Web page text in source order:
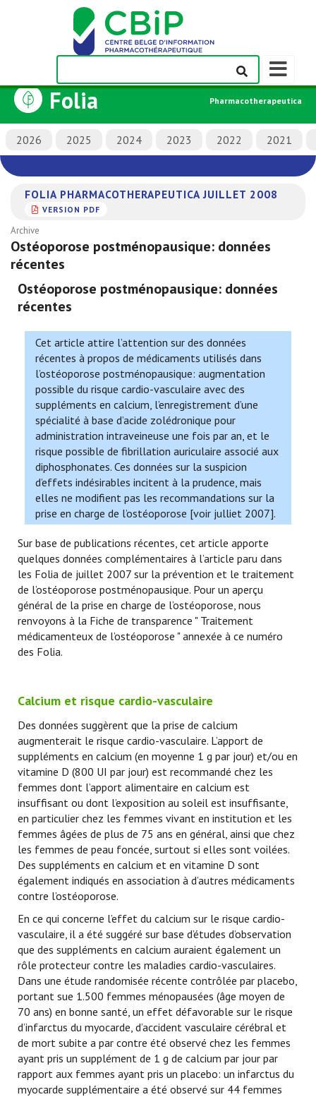
Afficher/
la
de
navigation
Folia Pharmacotherapeutica
2026 2025 2024 2023 2022 2021
FOLIA PHARMACOTHERAPEUTICA JUILLET 2008
VERSION PDF
Archive
Ostéoporose postménopausique: données
récentes
Ostéoporose postménopausique: données
récentes
Cet article attire l’attention sur des données
récentes à propos de médicaments utilisés dans
l’ostéoporose postménopausique: augmentation
possible du risque cardio-vasculaire avec des
suppléments en calcium, l’enregistrement d’une
spécialité à base d’acide zolédronique pour
administration intraveineuse une fois par an, et le
risque possible de fibrillation auriculaire associé aux
diphosphonates. Ces données sur la suspicion
d’effets indésirables incitent à la prudence, mais
elles ne modifient pas les recommandations sur la
prise en charge de l’ostéoporose [voir julliet 2007].
Sur base de publications récentes, cet article apporte
quelques données complémentaires à l’article paru dans
les Folia de juillet 2007 sur la prévention et le traitement
de l’ostéoporose postménopausique. Pour un aperçu
général de la prise en charge de l’ostéoporose, nous
renvoyons à la Fiche de transparence " Traitement
médicamenteux de l’ostéoporose " annexée à ce numéro
des Folia.
Calcium et risque cardio-vasculaire
Des données suggèrent que la prise de calcium
augmenterait le risque cardio-vasculaire. L’apport de
suppléments en calcium (en moyenne 1 g par jour) et/ou en
vitamine D (800 UI par jour) est recommandé chez les
femmes dont l’apport alimentaire en calcium est
insuffisant ou dont l’exposition au soleil est insuffisante,
en particulier chez les femmes vivant en institution et les
femmes âgées de plus de 75 ans en général, ainsi que chez
les femmes de peau foncée, surtout si elles sont voilées.
Des suppléments en calcium et en vitamine D sont
également indiqués en association à d’autres médicaments
contre l’ostéoporose.
En ce qui concerne l’effet du calcium sur le risque cardio-
vasculaire, il a été suggéré sur base d’études d’observation
que des suppléments en calcium auraient également un
rôle protecteur contre les maladies cardio-vasculaires.
Dans une étude randomisée récente contrôlée par placebo,
portant sue 1.500 femmes ménopausées (âge moyen de
70 ans) en bonne santé, un effet défavorable sur le risque
d’infarctus du myocarde, d’accident vasculaire cérébral et
de mort subite a par contre été observé chez les femmes
ayant pris un supplément de 1 g de calcium par jour par
rapport aux femmes ayant pris un placebo: un infarctus du
myocarde supplémentaire a été observé sur 44 femmes